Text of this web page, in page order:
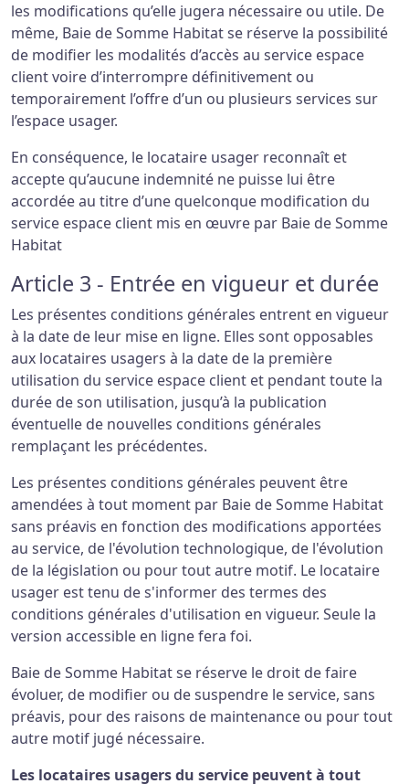
les modifications qu’elle jugera nécessaire ou utile. De
même, Baie de Somme Habitat se réserve la possibilité
de modifier les modalités d’accès au service espace
client voire d’interrompre définitivement ou
temporairement l’offre d’un ou plusieurs services sur
l’espace usager.
En conséquence, le locataire usager reconnaît et
accepte qu’aucune indemnité ne puisse lui être
accordée au titre d’une quelconque modification du
service espace client mis en œuvre par Baie de Somme
Habitat
Article 3 - Entrée en vigueur et durée
Les présentes conditions générales entrent en vigueur
à la date de leur mise en ligne. Elles sont opposables
aux locataires usagers à la date de la première
utilisation du service espace client et pendant toute la
durée de son utilisation, jusqu’à la publication
éventuelle de nouvelles conditions générales
remplaçant les précédentes.
Les présentes conditions générales peuvent être
amendées à tout moment par Baie de Somme Habitat
sans préavis en fonction des modifications apportées
au service, de l'évolution technologique, de l'évolution
de la législation ou pour tout autre motif. Le locataire
usager est tenu de s'informer des termes des
conditions générales d'utilisation en vigueur. Seule la
version accessible en ligne fera foi.
Baie de Somme Habitat se réserve le droit de faire
évoluer, de modifier ou de suspendre le service, sans
préavis, pour des raisons de maintenance ou pour tout
autre motif jugé nécessaire.
Les locataires usagers du service peuvent à tout